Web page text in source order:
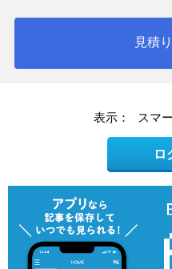
見積
表示： スマ
ロ